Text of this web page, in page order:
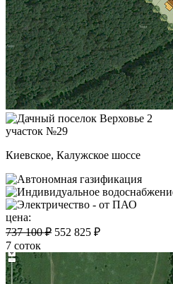
участок №29
Киевское, Калужское шоссе
цена:
737 100 ₽ 552 825 ₽
7 соток